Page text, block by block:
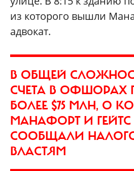
из которого вышли
адвокат.
В ОБЩЕЙ
СЧЕТА В ОФШОРАХ
БОЛЕЕ $75 МЛН, О
МАНАФОРТ И ГЕЙТС
СООБЩАЛИ
ВЛАСТЯМ